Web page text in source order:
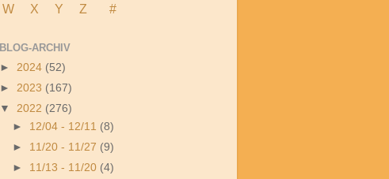
W X Y
Z #
BLOG-ARCHIV
► 2024 (52)
► 2023 (167)
▼ 2022 (276)
► 12/04 - 12/11 (8)
► 11/20 - 11/27 (9)
► 11/13 - 11/20 (4)